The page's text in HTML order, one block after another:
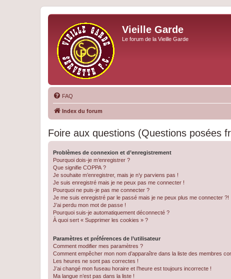
Vieille Garde
Le forum de la Vieille Garde
FAQ
Index du forum
Foire aux questions (Questions posées
Problèmes de connexion et d’enregistrement
Pourquoi dois-je m’enregistrer ?
Que signifie COPPA ?
Je souhaite m’enregistrer, mais je n’y parviens pas !
Je suis enregistré mais je ne peux pas me connecter !
Pourquoi ne puis-je pas me connecter ?
Je me suis enregistré par le passé mais je ne peux plus me connecter ?!
J’ai perdu mon mot de passe !
Pourquoi suis-je automatiquement déconnecté ?
À quoi sert « Supprimer les cookies » ?
Paramètres et préférences de l’utilisateur
Comment modifier mes paramètres ?
Comment empêcher mon nom d’apparaître dans la liste des membres
Les heures ne sont pas correctes !
J’ai changé mon fuseau horaire et l’heure est toujours incorrecte !
Ma langue n’est pas dans la liste !